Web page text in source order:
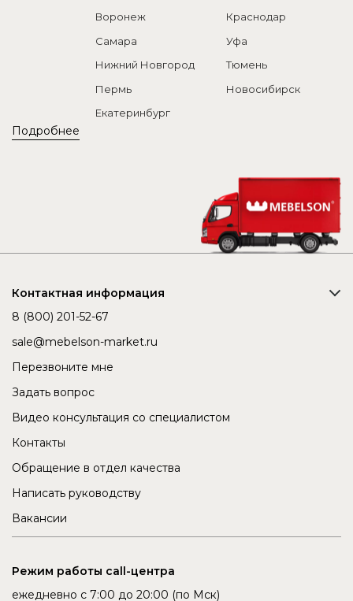
Подробнее
Воронеж
Краснодар
Самара
Уфа
Нижний Новгород
Тюмень
Пермь
Новосибирск
Екатеринбург
Контактная информация
8 (800) 201-52-67
sale@mebelson-market.ru
Перезвоните мне
Задать вопрос
Видео консультация со специалистом
Контакты
Обращение в отдел качества
Написать руководству
Вакансии
Режим работы call-центра
ежедневно с 7:00 до 20:00 (по Мск)